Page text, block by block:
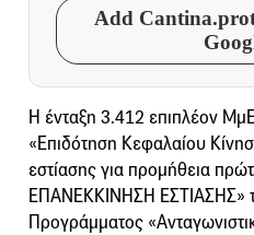
Add
Η ένταξη 3.412 επιπλέον
«Επιδότηση Κεφαλαίου
εστίασης για προμήθεια
ΕΠΑΝΕΚΚΙΝΗΣΗ ΕΣΤΙΑΣΗΣ»
Προγράμματος